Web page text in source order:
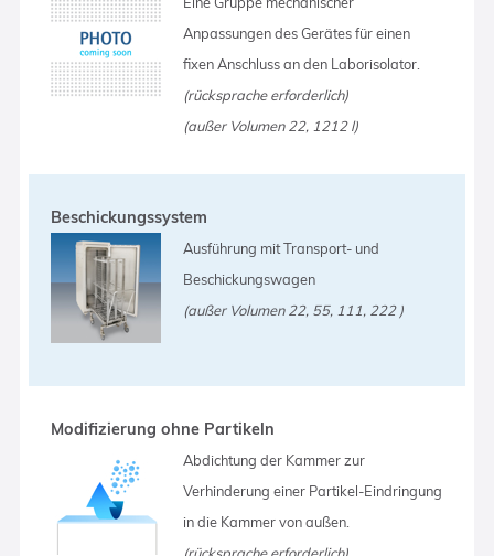
Anpassungen des Gerätes für einen
fixen Anschluss an den Laborisolator.
(rücksprache erforderlich)
(außer Volumen 22, 1212 l)
Beschickungssystem
Ausführung mit Transport- und
Beschickungswagen
(außer Volumen 22, 55, 111, 222 )
Modifizierung ohne Partikeln
Abdichtung der Kammer zur
Verhinderung einer Partikel-Eindringung
in die Kammer von außen.